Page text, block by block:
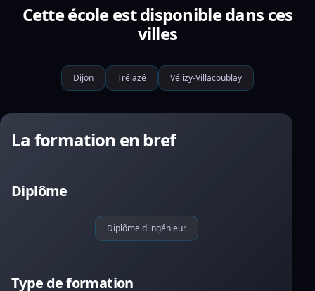
Cette école est disponible dans ces
villes
Dijon Trélazé Vélizy-Villacoublay
La formation en bref
Diplôme
Diplôme d'ingénieur
Type de formation